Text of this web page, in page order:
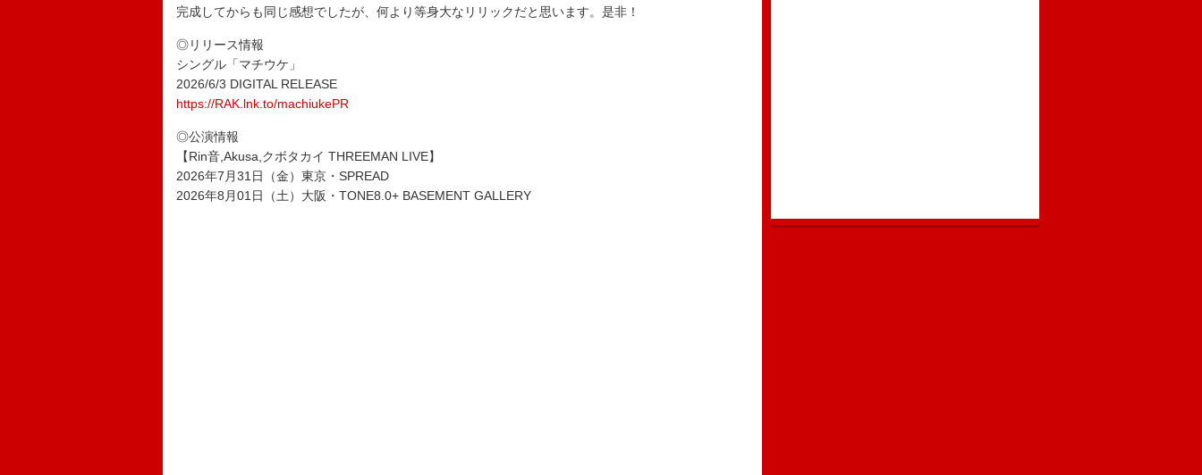
完成してからも同じ感想でしたが、何より等身大なリリックだと思います。是非！
◎リリース情報
シングル「マチウケ」
2026/6/3 DIGITAL RELEASE
https://RAK.lnk.to/machiukePR
◎公演情報
【Rin音,Akusa,クボタカイ THREEMAN LIVE】
2026年7月31日（金）東京・SPREAD
2026年8月01日（土）大阪・TONE8.0+ BASEMENT GALLERY